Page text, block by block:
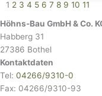
1 2 3 4 5 6 7 8 9 10 11
Höhns-Bau GmbH & Co.
Habberg 31
27386 Bothel
Kontaktdaten
Tel: 04266/9310-0
Fax: 04266/9310-93